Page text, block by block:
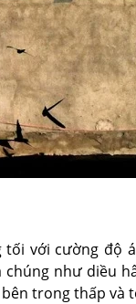
với cường độ
như diều
trong thấp và